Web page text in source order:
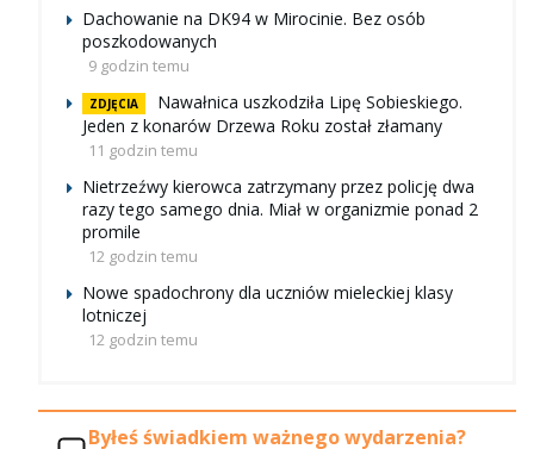
Dachowanie na DK94 w Mirocinie. Bez osób
poszkodowanych
9 godzin temu
ZDJĘCIA
Nawałnica uszkodziła Lipę Sobieskiego.
Jeden z konarów Drzewa Roku został złamany
11 godzin temu
Nietrzeźwy kierowca zatrzymany przez policję dwa
razy tego samego dnia. Miał w organizmie ponad 2
promile
12 godzin temu
Nowe spadochrony dla uczniów mieleckiej klasy
lotniczej
12 godzin temu
Byłeś świadkiem ważnego wydarzenia?